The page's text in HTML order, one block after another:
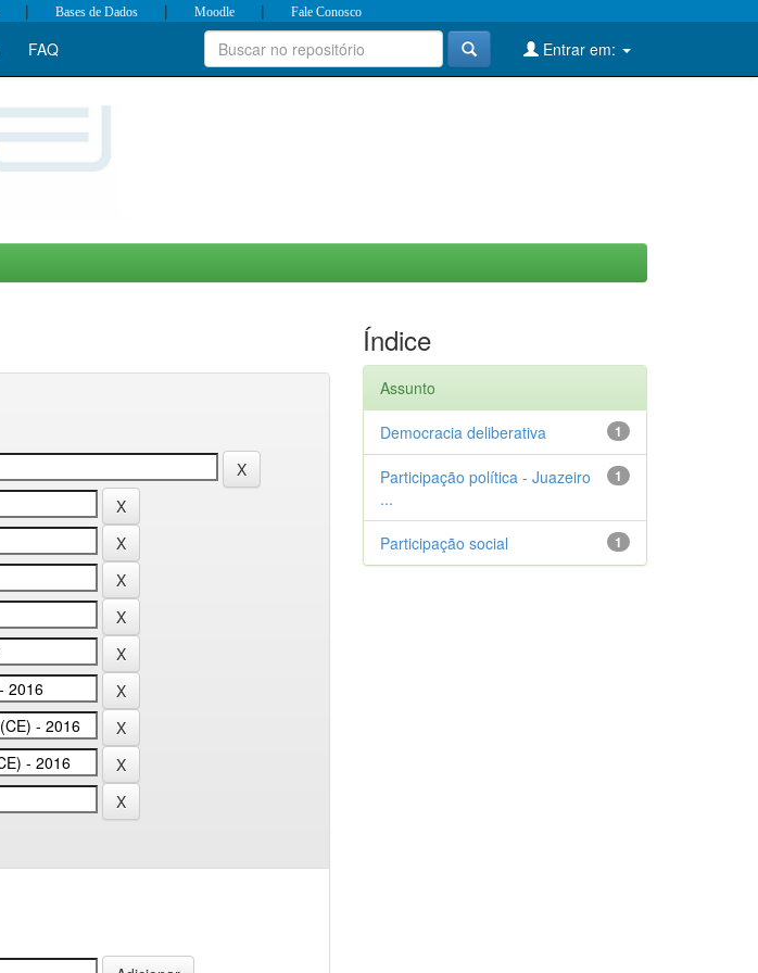
| Bases de Dados | Moodle | Fale Conosco
FAQ Entrar em:
Índice
Assunto
1
Democracia deliberativa
1
Participação política - Juazeiro
...
1
Participação social